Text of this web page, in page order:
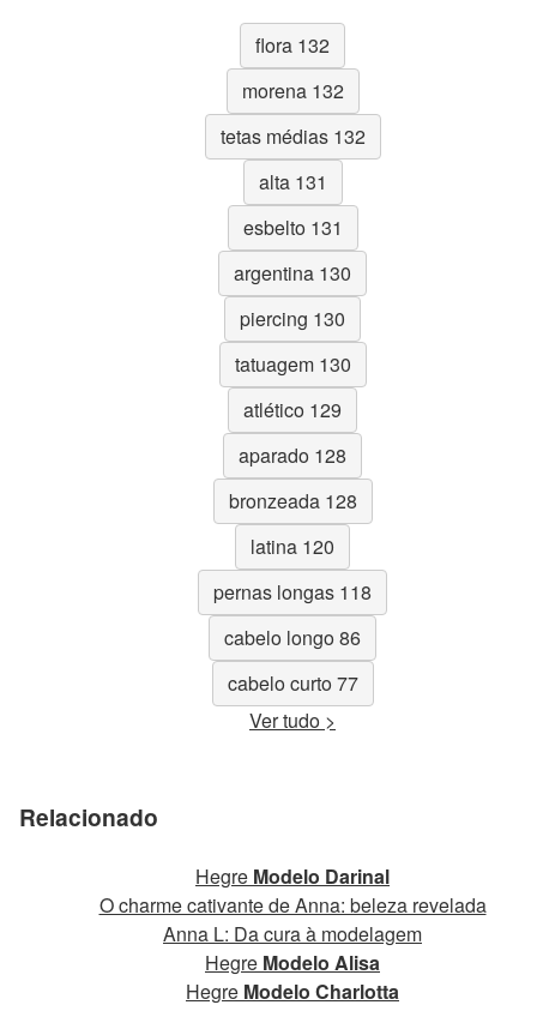
flora 132
morena 132
tetas médias 132
alta 131
esbelto 131
argentina 130
piercing 130
tatuagem 130
atlético 129
aparado 128
bronzeada 128
latina 120
pernas longas 118
cabelo longo 86
cabelo curto 77
Ver tudo >
Relacionado
Hegre Modelo Darinal
O charme cativante de Anna: beleza revelada
Anna L: Da cura à modelagem
Hegre Modelo Alisa
Hegre Modelo Charlotta